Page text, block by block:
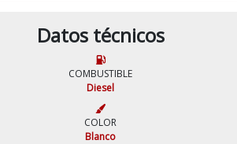
Datos técnicos
COMBUSTIBLE
Diesel
COLOR
Blanco